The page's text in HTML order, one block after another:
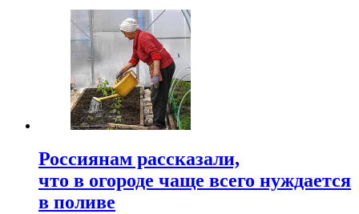
Россиянам рассказали,
что в огороде чаще всего нуждается
в поливе